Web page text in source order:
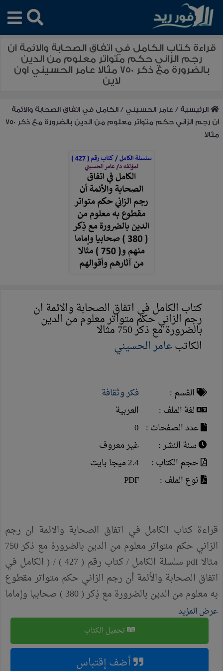
قراءة كتاب الكامل في اتفاق الصحابة والائمة ان
رجم الزاني حكم متواتر معلوم من الدين
بالضرورة مع ذكر 750 مثالا عامر الحسيني اون
لاين
الرئيسية / عامر الحسيني /الكامل في اتفاق الصحابة والائمة
ان رجم الزاني حكم متواتر معلوم من الدين بالضرورة مع ذكر 750
مثالا
كتاب الكامل في اتفاق الصحابة والائمة ان
رجم الزاني حكم متواتر معلوم من الدين
بالضرورة مع ذكر 750 مثالا
الكاتبعامر الحسيني
القسم :
فكر وثقافة
لغة الملف :
العربية
عدد الصفحات : 0
سنة النشر :
غير معروف
حجم الكتاب :
2.4 ميجا بايت
نوع الملف :
PDF
قراءة كتاب الكامل في اتفاق الصحابة والائمة ان رجم
الزاني حكم متواتر معلوم من الدين بالضرورة مع ذكر 750
مثالا pdf سلسلة الكامل / كتاب رقم ( 427 ) / ( الكامل في
اتفاق الصحابة والأئمة أن رجم الزاني حكم متواتر مقطوع
به معلوم من الدين بالضرورة مع ذِكر ( 380 ) صحابيا وإماما
الحدثاء في تكذيب الصحابة وهدم المتواتر واتهام الأئمة )
، لمؤلفه د/ عامر الحسيني
عرض المزيد
تحميل الكتاب
أضف إقتباس